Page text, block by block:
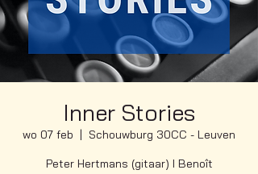
Inner Stories
wo 07 feb
Schouwburg 30CC - Leuven
Peter Hertmans (gitaar) I Benoît